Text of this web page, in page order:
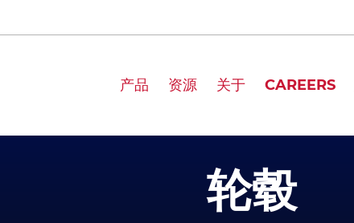
产品 资源 关于 CAREERS
轮毂